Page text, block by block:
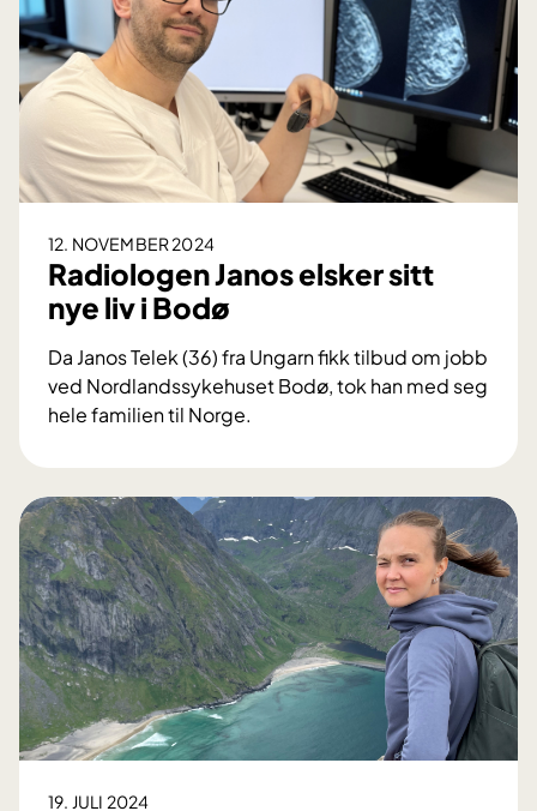
12. NOVEMBER 2024
Radiologen Janos elsker sitt
nye liv i Bodø
Da Janos Telek (36) fra Ungarn fikk tilbud om jobb
ved Nordlandssykehuset Bodø, tok han med seg
hele familien til Norge.
a
d
i
o
l
o
g
e
n
J
a
19. JULI 2024